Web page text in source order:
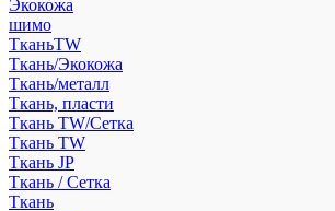
Экокожа
шимо
ТканьTW
Ткань/Экокожа
Ткань/металл
Ткань, пласти
Ткань TW/Сетка
Ткань TW
Ткань JP
Ткань / Сетка
Ткань